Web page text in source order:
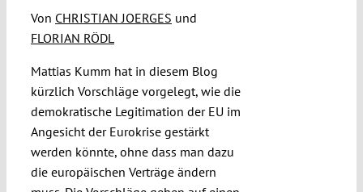
Funding
Projects
Von CHRISTIAN JOERGES und
FLORIAN RÖDL
Mattias Kumm hat in diesem Blog
kürzlich Vorschläge vorgelegt, wie die
demokratische Legitimation der EU im
Angesicht der Eurokrise gestärkt
werden könnte, ohne dass man dazu
die europäischen Verträge ändern